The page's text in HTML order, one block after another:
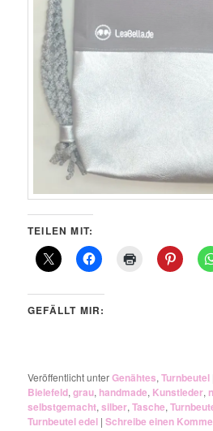
TEILEN MIT:
GEFÄLLT MIR:
Veröffentlicht unterGenähtes,Turnbeutel
Bielefeld,grau, handmade, Kunstleder,
selbstgemacht,silber,Tasche,
Turnbeutel edel |Schreibe einen